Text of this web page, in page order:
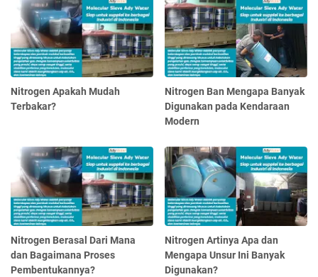
Nitrogen Apakah Mudah
Terbakar?
Nitrogen Ban Mengapa Banyak
Digunakan pada Kendaraan
Modern
Nitrogen Berasal Dari Mana
dan Bagaimana Proses
Pembentukannya?
Nitrogen Artinya Apa dan
Mengapa Unsur Ini Banyak
Digunakan?